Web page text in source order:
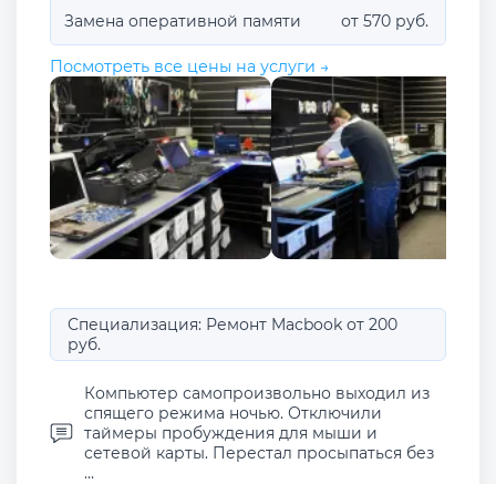
Замена оперативной памяти от 570 руб.
Посмотреть все цены на услуги →
Специализация: Ремонт Macbook от 200
руб.
Компьютер самопроизвольно выходил из
спящего режима ночью. Отключили
таймеры пробуждения для мыши и
сетевой карты. Перестал просыпаться без
...